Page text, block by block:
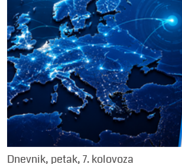
Dnevnik, petak, 7. kolovoza